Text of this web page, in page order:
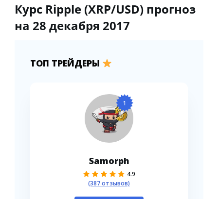
Курс Ripple (XRP/USD) прогноз
на 28 декабря 2017
ТОП ТРЕЙДЕРЫ
1
Samorph
4.9
(387 отзывов)